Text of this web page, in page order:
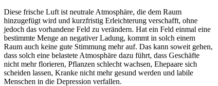
Diese frische Luft ist neutrale Atmosphäre, die dem Raum
hinzugefügt wird und kurzfristig Erleichterung verschafft, ohne
jedoch das vorhandene Feld zu verändern. Hat ein Feld einmal eine
bestimmte Menge an negativer Ladung, kommt in solch einem
Raum auch keine gute Stimmung mehr auf. Das kann soweit gehen,
dass solch eine belastete Atmosphäre dazu führt, dass Geschäfte
nicht mehr florieren, Pflanzen schlecht wachsen, Ehepaare sich
scheiden lassen, Kranke nicht mehr gesund werden und labile
Menschen in die Depression verfallen.